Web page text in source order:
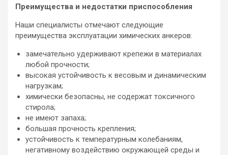
Преимущества и недостатки приспособления
Наши специалисты отмечают следующие
преимущества эксплуатации химических анкеров:
замечательно удерживают крепежи в материалах
любой прочности;
высокая устойчивость к весовым и динамическим
нагрузкам;
химически безопасны, не содержат токсичного
стирола;
не имеют запаха;
большая прочность крепления;
устойчивость к температурным колебаниям,
негативному воздействию окружающей среды и